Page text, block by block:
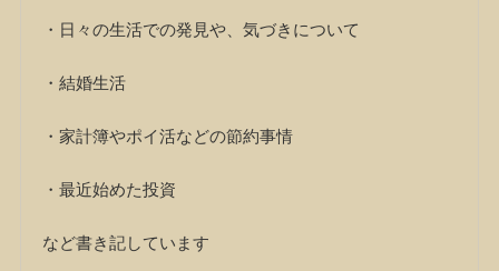
・日々の生活での発見や、気づきについて
・結婚生活
・家計簿やポイ活などの節約事情
・最近始めた投資
など書き記しています